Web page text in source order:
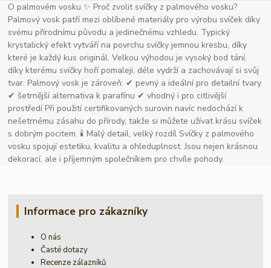
O palmovém vosku ✨ Proč zvolit svíčky z palmového vosku?
Palmový vosk patří mezi oblíbené materiály pro výrobu svíček díky
svému přírodnímu původu a jedinečnému vzhledu. Typický
krystalický efekt vytváří na povrchu svíčky jemnou kresbu, díky
které je každý kus originál. Velkou výhodou je vysoký bod tání,
díky kterému svíčky hoří pomaleji, déle vydrží a zachovávají si svůj
tvar. Palmový vosk je zároveň: ✔ pevný a ideální pro detailní tvary
✔ šetrnější alternativa k parafínu ✔ vhodný i pro citlivější
prostředí Při použití certifikovaných surovin navíc nedochází k
nešetrnému zásahu do přírody, takže si můžete užívat krásu svíček
s dobrým pocitem. 🕯 Malý detail, velký rozdíl Svíčky z palmového
vosku spojují estetiku, kvalitu a ohleduplnost. Jsou nejen krásnou
dekorací, ale i příjemným společníkem pro chvíle pohody.
Informace pro zákazníky
O nás
Časté dotazy
Recenze zálazníků